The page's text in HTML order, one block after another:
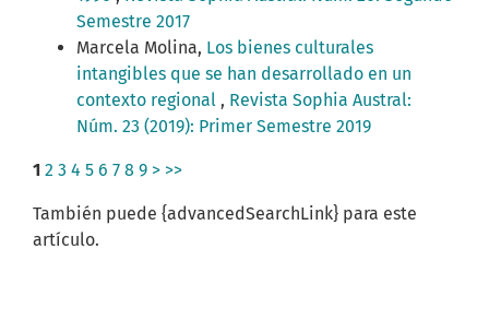
Semestre 2017
Marcela Molina, Los bienes culturales
intangibles que se han desarrollado en un
contexto regional , Revista Sophia Austral:
Núm. 23 (2019): Primer Semestre 2019
1 2 3 4 5 6 7 8 9 > >>
También puede {advancedSearchLink} para este
artículo.